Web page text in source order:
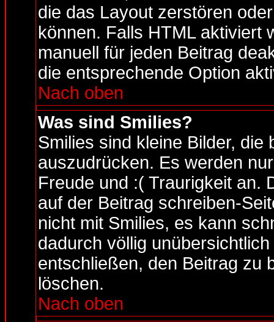
die das Layout zerstören
können. Falls HTML aktiviert
manuell für jeden Beitrag
die entsprechende Option
Nach oben
Was sind Smilies?
Smilies sind kleine Bilder,
auszudrücken. Es werden
Freude und :( Traurigkeit an.
auf der Beitrag schreiben-
nicht mit Smilies, es kann
dadurch völlig
entschließen, den Beitrag zu
löschen.
Nach oben